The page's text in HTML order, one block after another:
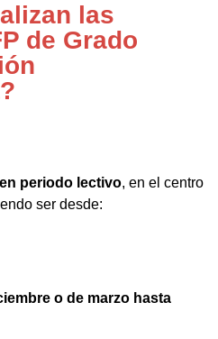
las
de Grado
periodo lectivo, en el centro
ser desde:
o de marzo hasta